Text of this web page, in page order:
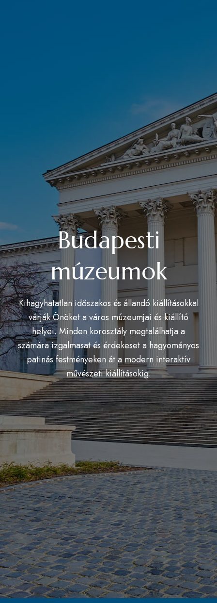
Budapesti
múzeumok
Kihagyhatatlan időszakos és állandó kiállításokkal
várják Önöket a város múzeumjai és kiállító
helyei. Minden korosztály megtalálhatja a
számára izgalmasat és érdekeset a hagyományos
patinás festményeken át a modern interaktív
művészeti kiállításokig.